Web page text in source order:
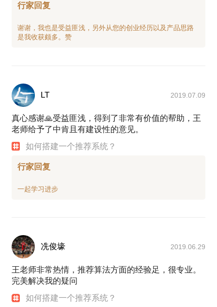
行家回复
谢谢，我也是受益匪浅，另外从您的创业经历以及产品思路
LT 2019.07.09
真心感谢🙏受益匪浅，得到了非常有价值的帮助，王
老师给予了中肯且有建设性的意见。
如何搭建一个推荐系统？
行家回复
冼俊壕 2019.06.29
王老师非常热情，推荐算法方面的经验足，很专业。
完美解决我的疑问
如何搭建一个推荐系统？